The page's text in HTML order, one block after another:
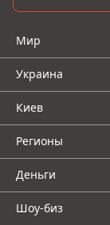
Мир
Украина
Киев
Регионы
Деньги
Шоу-биз